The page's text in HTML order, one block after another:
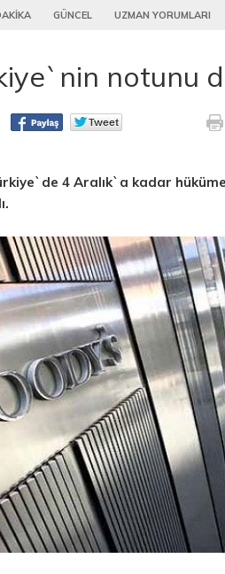
GÜNCEL UZMAN YORUMLARI
notunu
4 Aralık`a kadar